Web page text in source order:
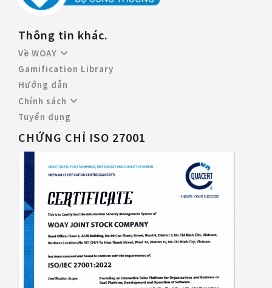
Thông tin khác.
Về WOAY
Gamification Library
Hướng dẫn
Chính sách
Tuyển dụng
CHỨNG CHỈ ISO 27001